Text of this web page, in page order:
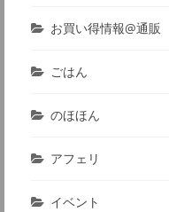
お買い得情報@通販
ごはん
のほほん
アフェリ
イベント